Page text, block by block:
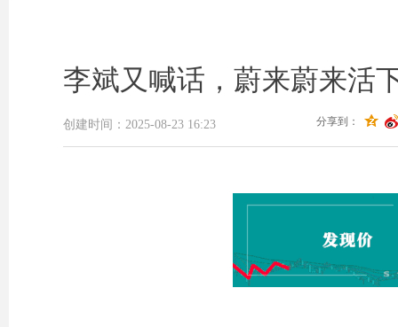
李斌又喊话，蔚来蔚来活
创建时间： 2025-08-23 16:23 分享到：